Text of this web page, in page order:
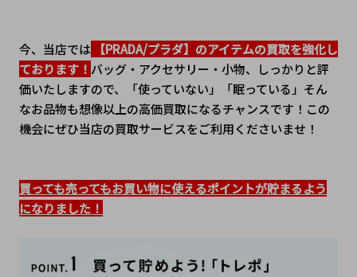
今、当店では 【PRADA/プラダ】のアイテムの買取を強化し
ております！ バッグ・アクセサリー・小物、しっかりと評
価いたしますので、「使っていない」「眠っている」そん
なお品物も想像以上の高価買取になるチャンスです！この
機会にぜひ当店の買取サービスをご利用くださいませ！
買っても売ってもお買い物に使えるポイントが貯まるよう
になりました！